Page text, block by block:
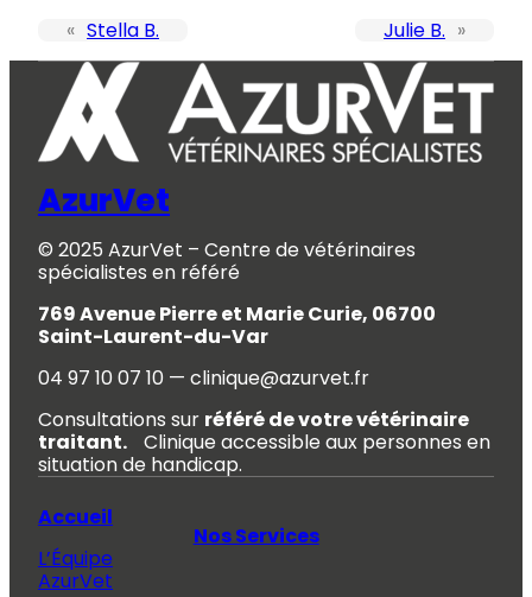
« Stella B. Julie B. »
AzurVet
© 2025 AzurVet – Centre de vétérinaires
spécialistes en référé
769 Avenue Pierre et Marie Curie, 06700
Saint-Laurent-du-Var
04 97 10 07 10 — clinique@azurvet.fr
Consultations sur référé de votre vétérinaire
traitant. Clinique accessible aux personnes en
situation de handicap.
Accueil
L’Équipe
AzurVet
Nos Services